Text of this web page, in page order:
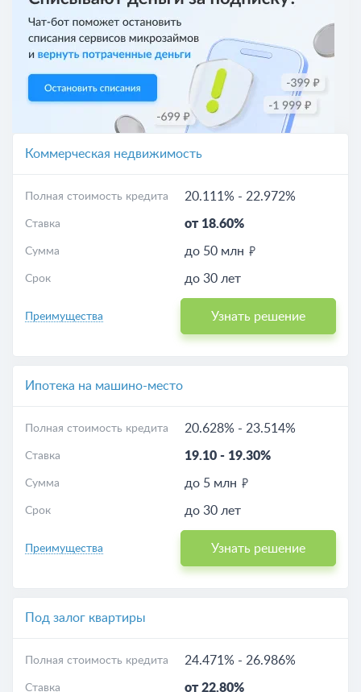
Коммерческая недвижимость
Полная стоимость кредита 20.111% - 22.972%
Ставка от 18.60%
Сумма до 50 млн
Срок до 30 лет
Преимущества Узнать решение
Ипотека на машино-место
Полная стоимость кредита 20.628% - 23.514%
Ставка 19.10 - 19.30%
Сумма до 5 млн
Срок до 30 лет
Преимущества Узнать решение
Под залог квартиры
Полная стоимость кредита 24.471% - 26.986%
Ставка от 22.80%